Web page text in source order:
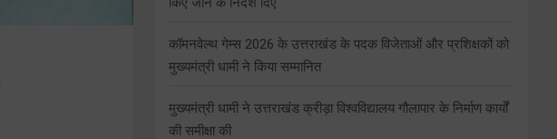
कॉमनवेल्थ गेम्स 2026 के उत्तराखंड के पदक विजेताओं और प्रशिक्षकों को
मुख्यमंत्री धामी ने किया सम्मानित
मुख्यमंत्री धामी ने उत्तराखंड क्रीड़ा विश्वविद्यालय गौलापार के निर्माण कार्यों
की समीक्षा की